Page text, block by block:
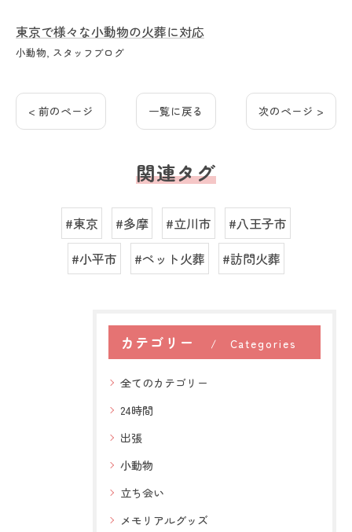
東京で様々な小動物の火葬に対応
小動物 スタッフブログ
< 前のページ 一覧に戻る 次のページ >
関連タグ
#東京 #多摩 #立川市
#八王子市
#小平市
#ペット火葬 #訪問火葬
カテゴリー Categories
全てのカテゴリー
24時間
出張
小動物
立ち会い
メモリアルグッズ